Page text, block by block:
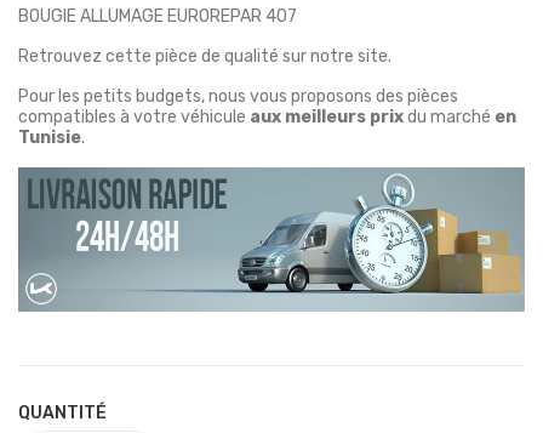
BOUGIE ALLUMAGE EUROREPAR 407
Retrouvez cette pièce de qualité sur notre site.
Pour les petits budgets, nous vous proposons des pièces
compatibles à votre véhicule aux meilleurs prixdu marché en
Tunisie.
QUANTITÉ